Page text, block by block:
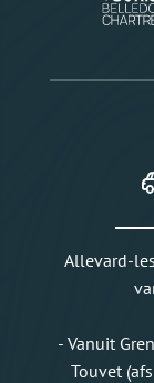
Allevard-
- Vanuit
Touvet